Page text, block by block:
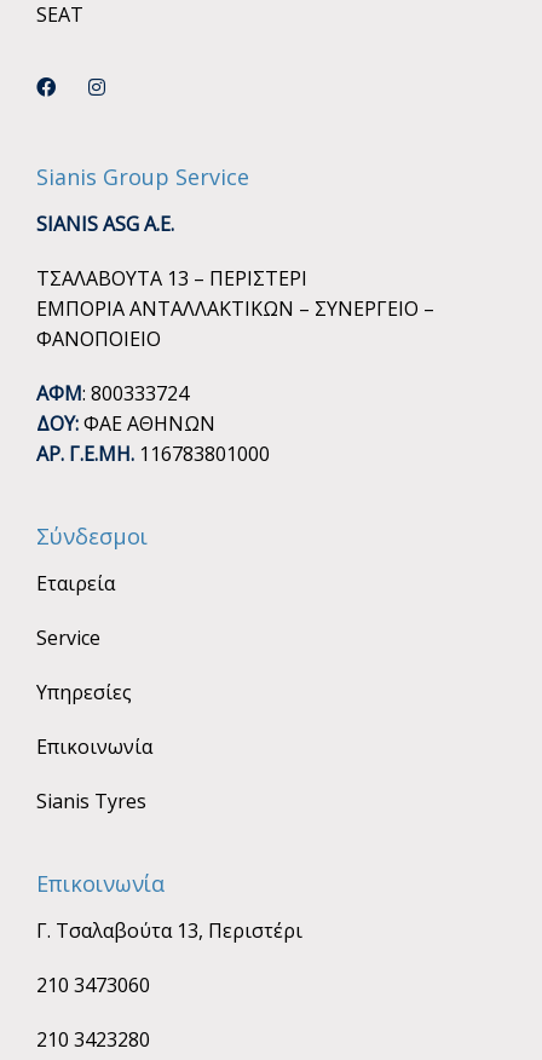
SEAT
Sianis Group Service
SIANIS ASG A.E.
ΤΣΑΛΑΒΟΥΤΑ 13 – ΠΕΡΙΣΤΕΡΙ
ΕΜΠΟΡΙΑ ΑΝΤΑΛΛΑΚΤΙΚΩΝ – ΣΥΝΕΡΓΕΙΟ –
ΦΑΝΟΠΟΙΕΙΟ
ΑΦΜ: 800333724
ΔΟΥ:ΦΑΕ ΑΘΗΝΩΝ
ΑΡ. Γ.Ε.ΜΗ. 116783801000
Σύνδεσμοι
Εταιρεία
Service
Υπηρεσίες
Επικοινωνία
Sianis Tyres
Επικοινωνία
Γ. Τσαλαβούτα 13, Περιστέρι
210 3473060
210 3423280